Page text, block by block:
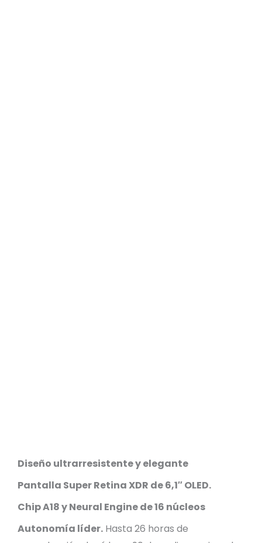
Diseño ultrarresistente y elegante
Pantalla Super Retina XDR de 6,1″ OLED.
Chip A18 y Neural Engine de 16 núcleos
Autonomía líder. Hasta 26 horas de